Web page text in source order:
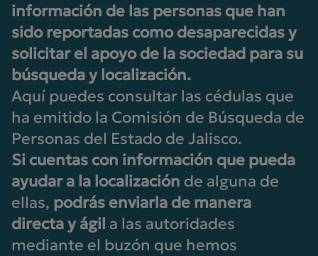
información de las personas que han
sido reportadas como desaparecidas y
solicitar el apoyo de la sociedad para su
búsqueda y localización.
Aquí puedes consultar las cédulas que
ha emitido la Comisión de Búsqueda de
Personas del Estado de Jalisco.
Si cuentas con información que pueda
ayudar a la localización de alguna de
ellas, podrás enviarla de manera
directa y ágil a las autoridades
mediante el buzón que hemos